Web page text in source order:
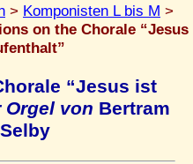
> Komponisten L bis M >
on the Chorale “Jesus
“Jesus ist
Orgel von Bertram